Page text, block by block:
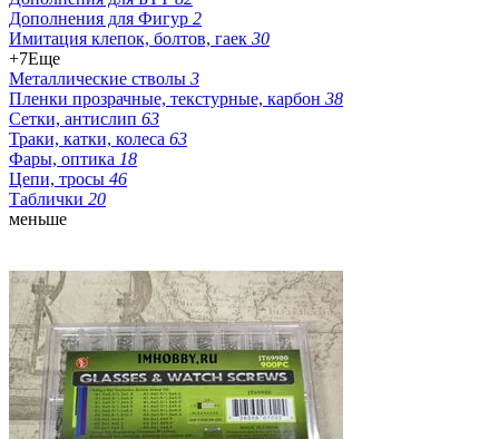
Дополнения для Фигур 2
Имитация клепок, болтов, гаек 30
+7Еще
Металлические стволы 3
Пленки прозрачные, текстурные, карбон 38
Сетки, антислип 63
Траки, катки, колеса 63
Фары, оптика 18
Цепи, тросы 46
Таблички 20
меньше